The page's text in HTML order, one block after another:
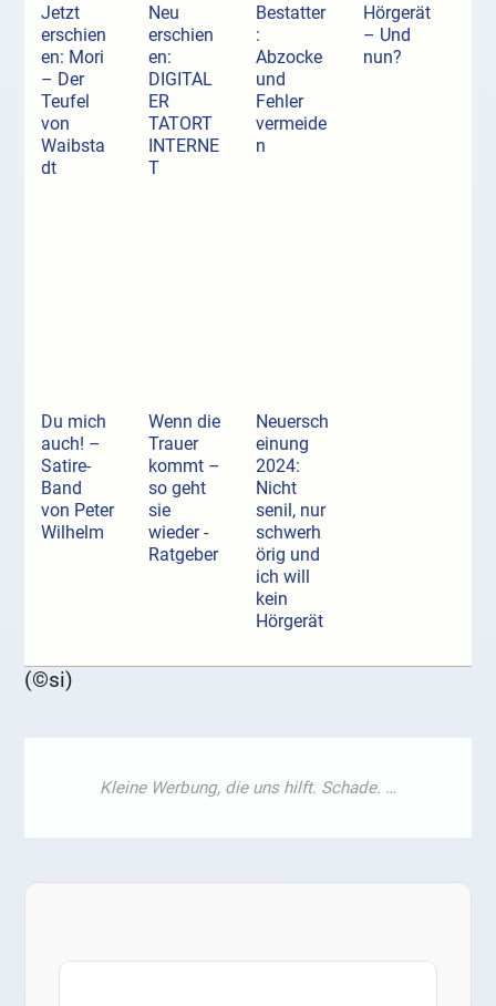
Jetzt
erschien
en: Mori
– Der
Teufel
von
Waibsta
dt
Neu
erschien
en:
DIGITAL
ER
TATORT
INTERNE
T
Bestatter
:
Abzocke
und
Fehler
vermeide
n
Hörgerät
– Und
nun?
Du mich
auch! –
Satire-
Band
von Peter
Wilhelm
Wenn die
Trauer
kommt –
so geht
sie
wieder -
Ratgeber
Neuersch
einung
2024:
Nicht
senil, nur
schwerh
örig und
ich will
kein
Hörgerät
(©si)